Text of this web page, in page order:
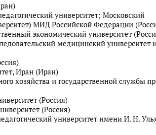
университет; Московский
МИД Российской Федерации
экономический университет
медицинский университет
Иран (Иран)
хозяйства и государственной службы
(Россия)
(Россия)
университет имени И. Н.